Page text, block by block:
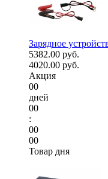
Зарядное
5382.00 руб.
4020.00 руб.
Акция
00
дней
00
:
00
00
Товар дня